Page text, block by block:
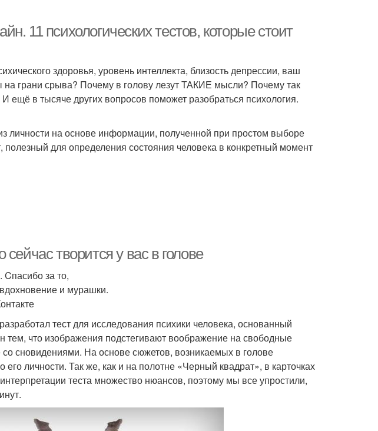
11 психологических тестов, которые стоит
здоровья, уровень интеллекта, близость депрессии, ваш
грани срыва? Почему в голову лезут ТАКИЕ мысли? Почему так
ещё в тысяче других вопросов поможет разобраться психология.
личности на основе информации, полученной при простом выборе
полезный для определения состояния человека в конкретный момент
творится у вас в голове
за то,
и мурашки.
тест для исследования психики человека, основанный
тем, что изображения подстегивают воображение на свободные
сновидениями. На основе сюжетов, возникаемых в голове
личности. Так же, как и на полотне «Черный квадрат», в карточках
теста множество нюансов, поэтому мы все упростили,